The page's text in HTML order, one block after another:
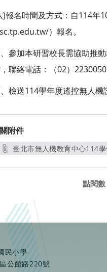
)報名時間及方式：自114年
）報名。
參加本研習校長需協助推
聯絡電話：（02）
檢送114學年度遙控無人機
附件
臺北市無人機教育中心114
點閱數
民小學
公館路220號